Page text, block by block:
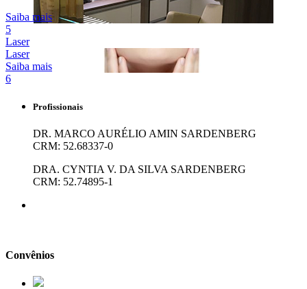
Saiba mais
5
Laser
Laser
Saiba mais
6
Profissionais
DR. MARCO AURÉLIO AMIN SARDENBERG
CRM: 52.68337-0
DRA. CYNTIA V. DA SILVA SARDENBERG
CRM: 52.74895-1
Convênios